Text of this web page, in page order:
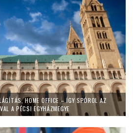
HOME OFFICE – ÍGY SPÓROL AZ
A PÉCSI EGYHÁZMEGYE